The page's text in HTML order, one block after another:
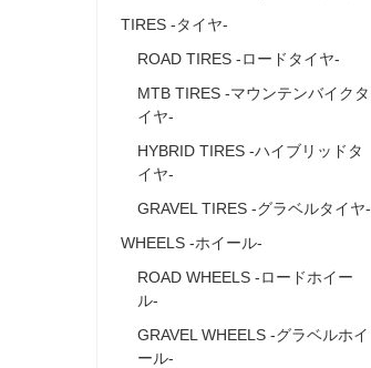
TIRES ‐タイヤ‐
ROAD TIRES ‐ロードタイヤ‐
MTB TIRES ‐マウンテンバイクタ
イヤ‐
HYBRID TIRES ‐ハイブリッドタ
イヤ‐
GRAVEL TIRES ‐グラベルタイヤ‐
WHEELS ‐ホイール‐
ROAD WHEELS ‐ロードホイー
ル‐
GRAVEL WHEELS ‐グラベルホイ
ール‐